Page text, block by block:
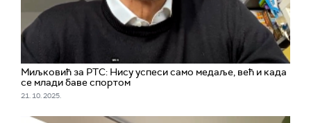
Миљковић за РТС: Нису успеси само медаље, већ и када
се млади баве спортом
21. 10. 2025.